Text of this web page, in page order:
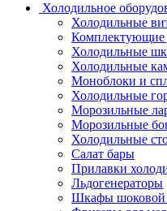
Холодильное
Холодильные
Комплектующие
Холодильные
Холодильные
Моноблоки и
Холодильные
Морозильные
Морозильные
Холодильные
Салат бары
Прилавки
Льдогенераторы
Шкафы шоковой